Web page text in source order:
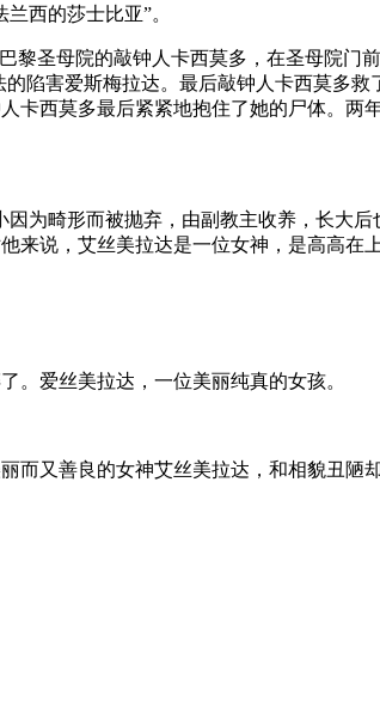
西的莎士比亚”。
圣母院的敲钟人卡西莫多，在圣母院门
陷害爱斯梅拉达。最后敲钟人卡西莫多
西莫多最后紧紧地抱住了她的尸体。两
为畸形而被抛弃，由副教主收养，长大
说，艾丝美拉达是一位女神，是高高在
。爱丝美拉达，一位美丽纯真的女孩。
又善良的女神艾丝美拉达，和相貌丑陋